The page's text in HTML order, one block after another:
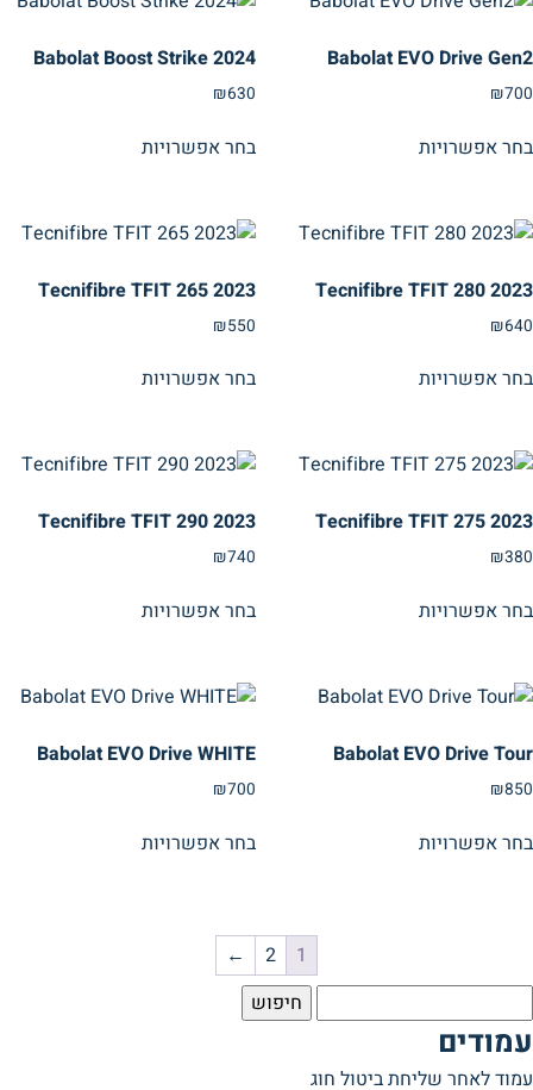
Babolat EVO Drive Gen2
₪700
בחר אפשרויות
Babolat Boost Strike 2024
₪630
בחר אפשרויות
Tecnifibre TFIT 280 2023
₪640
בחר אפשרויות
Tecnifibre TFIT 265 2023
₪550
בחר אפשרויות
Tecnifibre TFIT 275 2023
₪380
בחר אפשרויות
Tecnifibre TFIT 290 2023
₪740
בחר אפשרויות
Babolat EVO Drive Tour
₪850
בחר אפשרויות
Babolat EVO Drive WHITE
₪700
בחר אפשרויות
1
2
←
עמודים
עמוד לאחר שליחת ביטול חוג